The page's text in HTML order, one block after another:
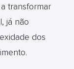
transformar
já não
dos